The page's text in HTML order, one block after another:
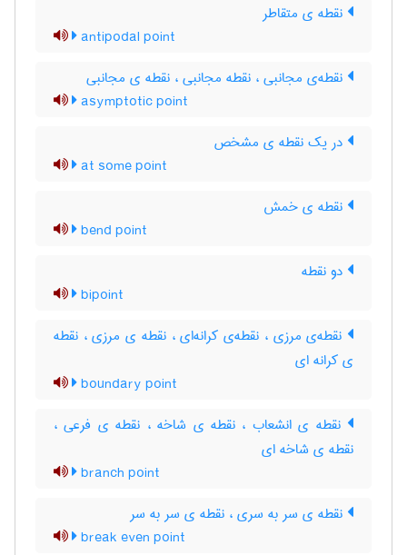
نقطه ی متقاطر
antipodal point
نقطه‌ی مجانبی ، نقطه مجانبی ، نقطه ی مجانبی
asymptotic point
در یک نقطه ی مشخص
at some point
نقطه ی خمش
bend point
دو نقطه
bipoint
نقطه‌ی مرزی ، نقطه‌ی کرانه‌ای ، نقطه ی مرزی ، نقطه
ی کرانه ای
boundary point
نقطه ی انشعاب ، نقطه ی شاخه ، نقطه ی فرعی ،
نقطه ی شاخه ای
branch point
نقطه ی سر به سری ، نقطه ی سر به سر
break even point